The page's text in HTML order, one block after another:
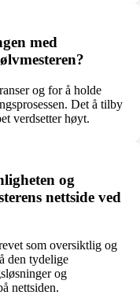
med
og for å holde
Det å tilby
verdsetter høyt.
og
nettside ved
som oversiktlig og
den tydelige
og
nettsiden.